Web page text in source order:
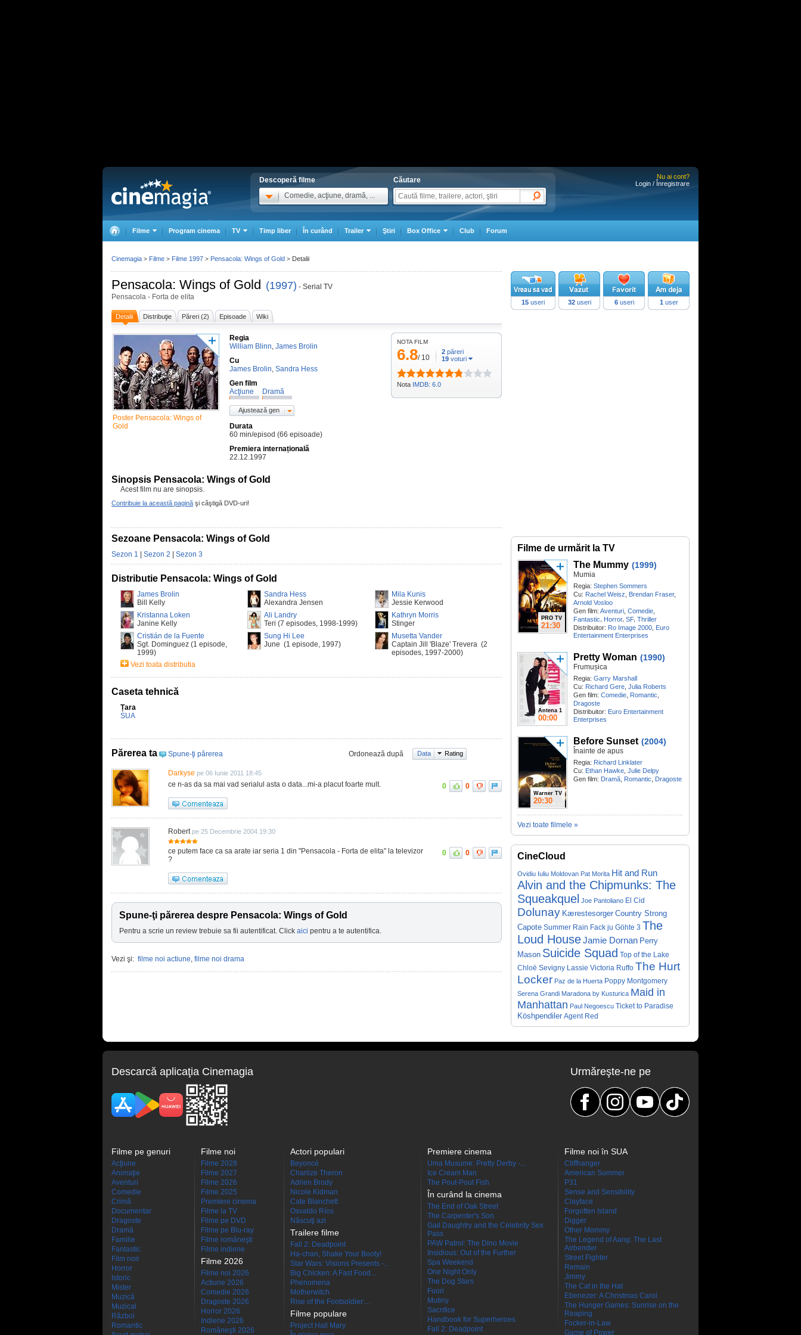
Descoperă filme
Comedie, acţiune, dramă, ...
Căutare
Nu ai cont?
Login / Înregistrare
Filme Program cinema TV Timp liber În curând Trailer Ştiri Box Office Club Forum
Pensacola: Wings of Gold (1997) - Serial TV
Pensacola - Forta de elita
Detalii Distribuţie Păreri (2) Episoade Wiki
Poster Pensacola: Wings of
Gold
Regia
William Blinn, James Brolin
Cu
James Brolin, Sandra Hess
Gen film
Acţiune
Dramă
Ajustează gen
Durata
60 min/episod (66 episoade)
Premiera internațională
22.12.1997
Sinopsis Pensacola: Wings of Gold
Acest film nu are sinopsis.
Contribuie la această pagină şi câştigă DVD-uri!
NOTA FILM
6.8/ 10
2 păreri
19 voturi
Nota IMDB: 6.0
15 useri 32useri 6useri 1 user
Sezoane Pensacola: Wings of Gold
Sezon 1 Sezon 2 Sezon 3
Distributie Pensacola: Wings of Gold
James Brolin
Bill Kelly
Sandra Hess
Alexandra Jensen
Mila Kunis
Jessie Kerwood
Kristanna Loken
Janine Kelly
Ali Landry
Teri (7 episodes, 1998-1999)
Kathryn Morris
Stinger
Cristián de la Fuente
Sgt. Dominguez (1 episode,
1999)
Sung Hi Lee
June (1 episode, 1997)
Musetta Vander
Captain Jill 'Blaze' Trevera (2
episodes, 1997-2000)
Vezi toata distributia
Caseta tehnică
Țara
SUA
Părerea ta Spune-ţi părerea Ordonează după Data Rating
Darkyse pe 06 Iunie 2011 18:45
ce n-as da sa mai vad serialul asta o data...mi-a placut foarte mult. 0 0
Robert pe 25 Decembrie 2004 19:30
ce putem face ca sa arate iar seria 1 din "Pensacola - Forta de elita" la televizor
?
0 0
Spune-ţi părerea despre Pensacola: Wings of Gold
Pentru a scrie un review trebuie sa fii autentificat. Click aici pentru a te autentifica.
Vezi şi: filme noi actiune, filme noi drama
Filme de urmărit la TV
PRO TV
21:30
The Mummy (1999)
Mumia
Regia: Stephen Sommers
Cu: Rachel Weisz Brendan Fraser,
Arnold Vosloo
Gen film: Aventuri Comedie
Fantastic, Horror, SF, Thriller
Distribuitor: Ro Image 2000 Euro
Entertainment Enterprises
Antena 1
00:00
Pretty Woman (1990)
Frumușica
Regia: Garry Marshall
Cu: Richard Gere Julia Roberts
Gen film: Comedie Romantic
Dragoste
Distribuitor: Euro Entertainment
Enterprises
Warner TV
20:30
Before Sunset (2004)
Înainte de apus
Regia: Richard Linklater
Cu: Ethan Hawke Julie Delpy
Gen film: Dramă Romantic Dragoste
Vezi toate filmele »
CineCloud
Ovidiu Iuliu Moldovan Pat Morita Hit and Run
Alvin and the Chipmunks: The
Squeakquel Joe Pantoliano El Cid
Dolunay Kærestesorger Country Strong
Capote Summer Rain Fack ju Göhte 3 The
Loud HouseJamie Dornan Perry
Mason Suicide Squad Top of the Lake
Chloë Sevigny
Lassie Victoria Ruffo The Hurt
Locker Paz de la Huerta Poppy Montgomery
Serena Grandi Maradona by Kusturica Maid in
Manhattan Paul Negoescu Ticket to Paradise
Köshpendiler Agent Red
Cinemagia > Filme > Filme 1997 > Pensacola: Wings of Gold > Detalii
Descarcă aplicaţia Cinemagia Urmăreşte-ne pe
Filme pe genuri
Acţiune
Animaţie
Aventuri
Comedie
Crimă
Documentar
Dragoste
Dramă
Familie
Fantastic
Film noir
Horror
Istoric
Mister
Muzică
Muzical
Război
Romantic
Filme noi
Filme 2028
Filme 2027
Filme 2026
Filme 2025
Premiere cinema
Filme la TV
Filme pe DVD
Filme pe Blu-ray
Filme româneşti
Filme indiene
Filme 2026
Filme noi 2026
Actiune 2026
Comedie 2026
Dragoste 2026
Horror 2026
Indiene 2026
Româneşti 2026
Actori populari
Beyoncé
Charlize Theron
Adrien Brody
Nicole Kidman
Cate Blanchett
Osvaldo Ríos
Născuţi azi
Trailere filme
Fall 2: Deadpoint
Ha-chan, Shake Your Booty!
Star Wars: Visions Presents -...
Big Chicken: A Fast Food...
Phenomena
Motherwitch
Rise of the Footsoldier:...
Filme populare
Project Hail Mary
Premiere cinema
Uma Musume: Pretty Derby -...
Ice Cream Man
The Pout-Pout Fish
În curând la cinema
The End of Oak Street
The Carpenter's Son
Gail Daughtry and the Celebrity Sex
Pass
PAW Patrol: The Dino Movie
Insidious: Out of the Further
Spa Weekend
One Night Only
The Dog Stars
Fuori
Mutiny
Sacrifice
Handbook for Superheroes
Fall 2: Deadpoint
Filme noi în SUA
Cliffhanger
American Summer
P31
Sense and Sensibility
Clayface
Forgotten Island
Digger
Other Mommy
The Legend of Aang: The Last
Airbender
Street Fighter
Remain
Jimmy
The Cat in the Hat
Ebenezer: A Christmas Carol
The Hunger Games: Sunrise on the
Reaping
Focker-in-Law
Game of Power